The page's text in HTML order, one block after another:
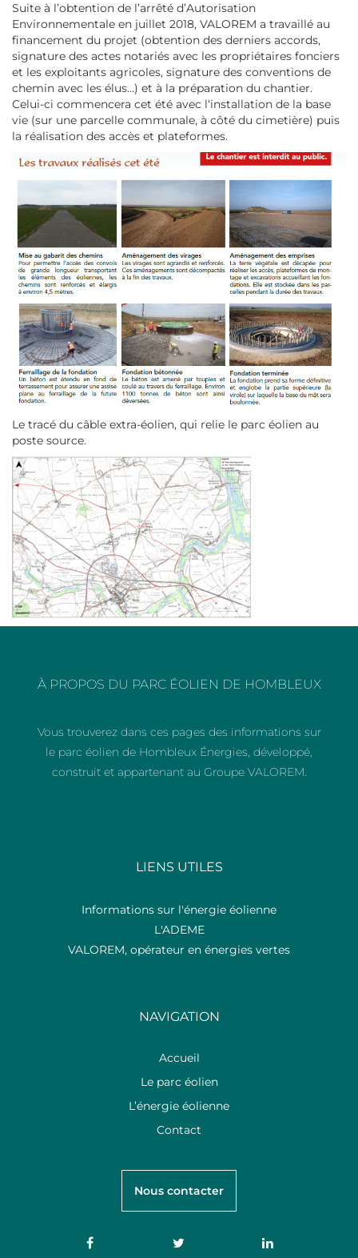
Suite à l’obtention de l’arrêté d’Autorisation
Environnementale en juillet 2018, VALOREM a travaillé au
financement du projet (obtention des derniers accords,
signature des actes notariés avec les propriétaires fonciers
et les exploitants agricoles, signature des conventions de
chemin avec les élus…) et à la préparation du chantier.
Celui-ci commencera cet été avec l‘installation de la base
vie (sur une parcelle communale, à côté du cimetière) puis
la réalisation des accès et plateformes.
Le tracé du câble extra-éolien, qui relie le parc éolien au
poste source.
À PROPOS DU PARC ÉOLIEN DE HOMBLEUX
Vous trouverez dans ces pages des informations sur
le parc éolien de Hombleux Énergies, développé,
construit et appartenant au Groupe VALOREM.
LIENS UTILES
Informations sur l'énergie éolienne
L'ADEME
VALOREM, opérateur en énergies vertes
NAVIGATION
Accueil
Le parc éolien
L’énergie éolienne
Contact
Nous contacter